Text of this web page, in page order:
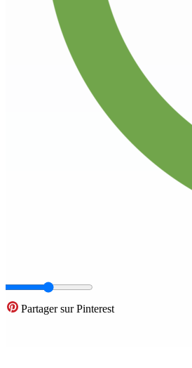
Partager sur Pinterest